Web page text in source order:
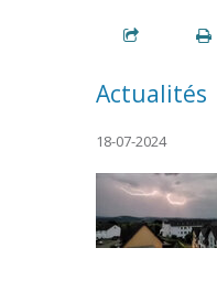
Actualités
18-07-2024